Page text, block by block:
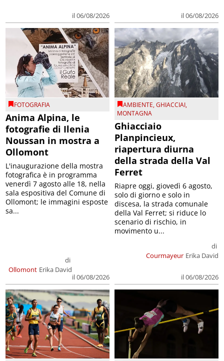
il 06/08/2026 il 06/08/2026
FOTOGRAFIA
Anima Alpina, le
fotografie di Ilenia
Noussan in mostra a
Ollomont
Ollomont
di
Erika David
il 06/08/2026
L'inaugurazione della mostra
fotografica è in programma
venerdì 7 agosto alle 18, nella
sala espositiva del Comune di
Ollomont; le immagini esposte
sa...
AMBIENTE,GHIACCIAI,
MONTAGNA
Ghiacciaio
Planpincieux,
riapertura diurna
della strada della Val
Ferret
Courmayeur
di
Erika David
il 06/08/2026
Riapre oggi, giovedì 6 agosto,
solo di giorno e solo in
discesa, la strada comunale
della Val Ferret; si riduce lo
scenario di rischio, in
movimento u...